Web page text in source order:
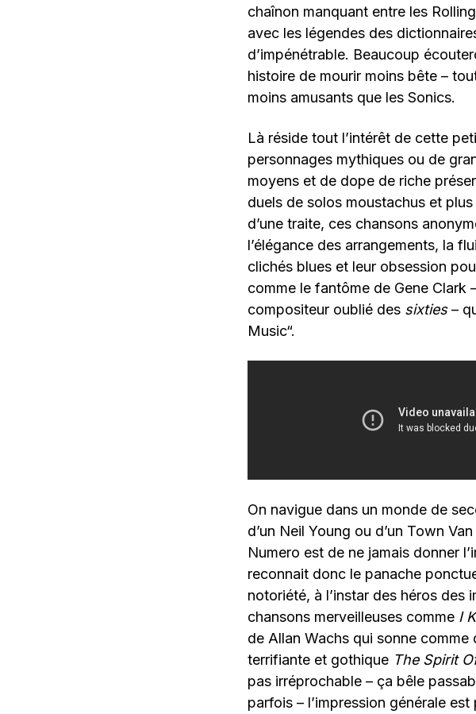
chaînon manquant entre les
avec les légendes des
d’impénétrable. Beaucoup
histoire de mourir moins bête –
moins amusants que les Sonics.
Là réside tout l’intérêt de cette
personnages mythiques ou de
moyens et de dope de riche
duels de solos moustachus et
d’une traite, ces chansons
l’élégance des arrangements, la
clichés blues et leur obsession
comme le fantôme de Gene Clark
compositeur oublié des sixties–
Music“.
On navigue dans un monde de
d’un Neil Young ou d’un Town
Numero est de ne jamais donner
reconnait donc le panache
notoriété, à l’instar des héros des
chansons merveilleuses comme I
de Allan Wachs qui sonne comme
terrifiante et gothique The Spirit
pas irréprochable – ça bêle
parfois – l’impression générale